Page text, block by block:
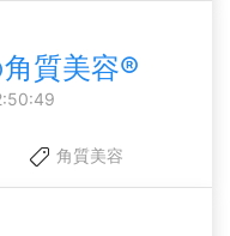
質美容®
角質美容